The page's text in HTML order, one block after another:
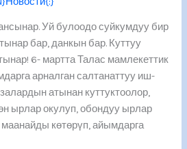
Уй булоодо суйкумдуу бир
бар, данкын бар. Куттуу
6- мартта Талас мамлекеттик
арналган салтанаттуу иш-
атынан куттуктоолор,
ырлар окулуп, обондуу ырлар
көтөрүп, айымдарга